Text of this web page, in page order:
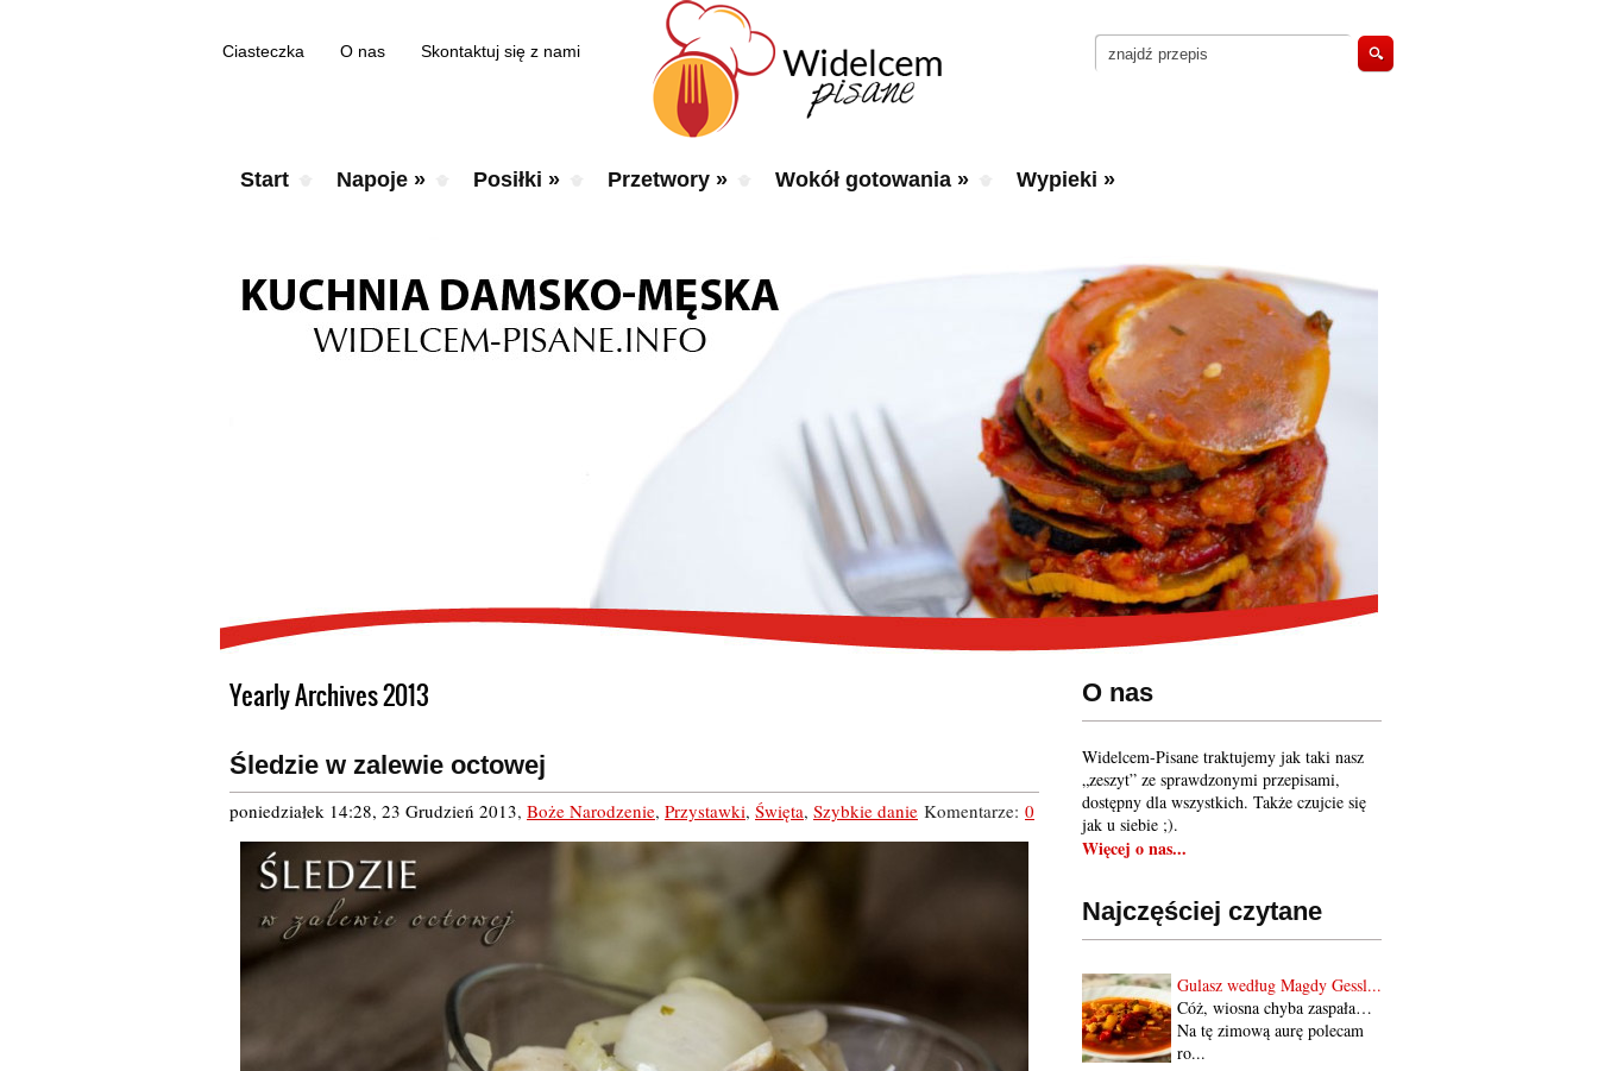
Ciasteczka O nas Skontaktuj się z nami
Start Napoje » Posiłki » Przetwory » Wokół gotowania » Wypieki »
O nas
Widelcem-Pisane traktujemy jak taki nasz
„zeszyt” ze sprawdzonymi przepisami,
dostępny dla wszystkich. Także czujcie się
jak u siebie ;).
Więcej o nas...
Najczęściej czytane
Gulasz według Magdy Gessl...
Cóż, wiosna chyba zaspała…
Na tę zimową aurę polecam
ro...
Yearly Archives 2013
Śledzie w zalewie octowej
poniedziałek 14:28, 23 Grudzień 2013, Boże Narodzenie, Przystawki, Święta, Szybkie danie Komentarze: 0